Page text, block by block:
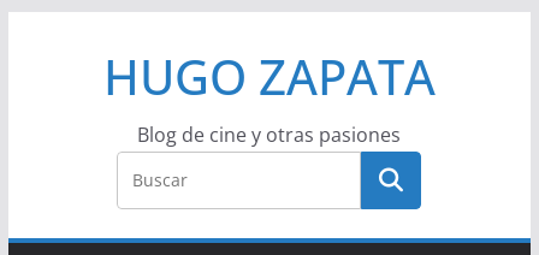
HUGO ZAPATA
Blog de cine y otras pasiones